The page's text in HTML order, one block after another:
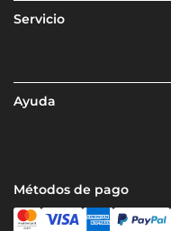
Servicio
Ayuda
Métodos de pago